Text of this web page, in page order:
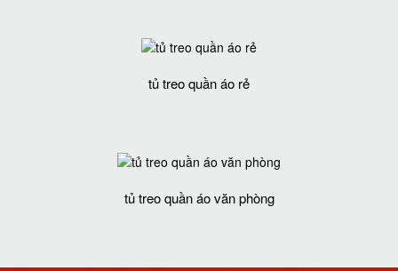
tủ treo quần áo rẻ
tủ treo quần áo văn phòng